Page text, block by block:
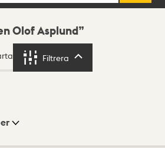
Olof Asplund
Filtrera